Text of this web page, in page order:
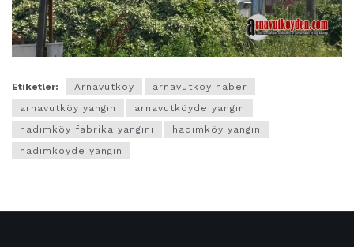
Etiketler: Arnavutköy
arnavutköy haber
arnavutköy yangın
arnavutköyde yangın
hadımköy fabrika yangını
hadımköy yangın
hadımköyde yangın